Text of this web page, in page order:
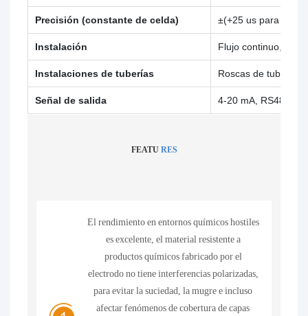
Precisión (constante de celda) ±(+25 us para
Instalación Flujo continuo,
Instalaciones de tuberías Roscas de tubería
Señal de salida 4-20 mA, RS485
FEATU RES
El rendimiento en entornos químicos hostiles
es excelente, el material resistente a
productos químicos fabricado por el
electrodo no tiene interferencias polarizadas,
para evitar la suciedad, la mugre e incluso
afectar fenómenos de cobertura de capas